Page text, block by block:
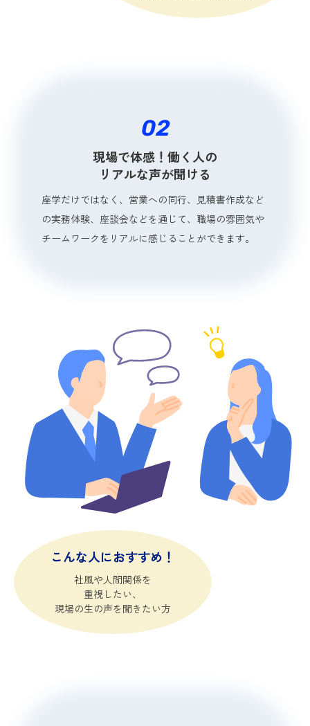
こんな人におすすめ！
社風や人間関係を
重視したい、
現場の生の声を聞きたい方
02
現場で体感！働く人の
リアルな声が聞ける
座学だけではなく、営業への同行、見積書作成など
の実務体験、座談会などを通じて、職場の雰囲気や
チームワークをリアルに感じることができます。